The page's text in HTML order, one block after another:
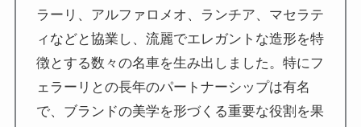
ラーリ、アルファロメオ、ランチア、マセラテ
ィなどと協業し、流麗でエレガントな造形を特
徴とする数々の名車を生み出しました。特にフ
ェラーリとの長年のパートナーシップは有名
で、ブランドの美学を形づくる重要な役割を果